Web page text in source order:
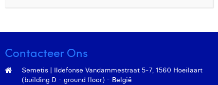
Margaux Marien
Margaux Snakkers
Contacteer Ons
Semetis | Ildefonse Vandammestraat 5-7, 1560 Hoeilaart
(building D - ground floor) - België